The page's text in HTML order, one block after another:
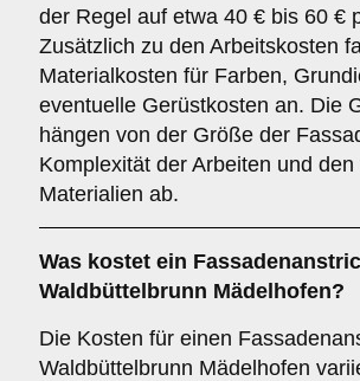
der Regel auf etwa 40 € bis 60 €
Zusätzlich zu den Arbeitskosten
Materialkosten für Farben,
eventuelle Gerüstkosten an. Die
hängen von der Größe der
Komplexität der Arbeiten und
Materialien ab.
Was kostet ein
Waldbüttelbrunn Mädelhofen?
Die Kosten für einen
Waldbüttelbrunn Mädelhofen